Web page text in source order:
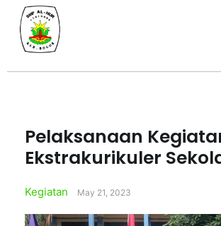
Pelaksanaan
Ekstrakurikuler
Kegiatan May 21, 2023